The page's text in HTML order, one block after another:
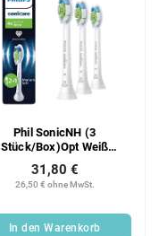
Phil SonicNH (3
Stück/Box)Opt Weiß
HX6063/87
26,50 € ohne MwSt.
31,80 €
In den Warenkorb